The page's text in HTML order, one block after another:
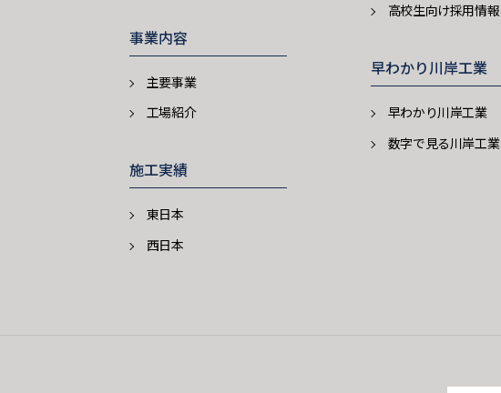
事業内容
主要事業
工場紹介
施工実績
東日本
西日本
高校生向け採用情報
早わかり川岸工業
早わかり川岸工業
数字で見る川岸工業